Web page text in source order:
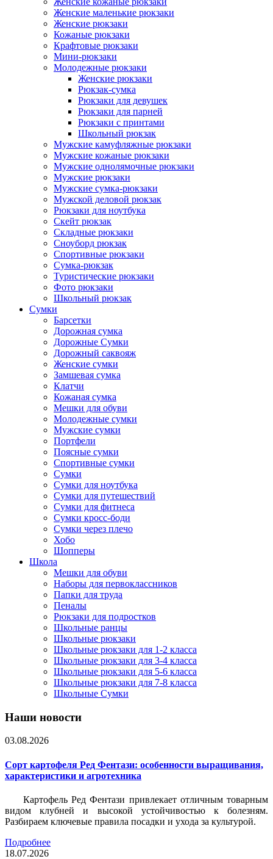
Женские маленькие рюкзаки
Женские рюкзаки
Кожаные рюкзаки
Крафтовые рюкзаки
Мини-рюкзаки
Молодежные рюкзаки
Женские рюкзаки
Рюкзак-сумка
Рюкзаки для девушек
Рюкзаки для парней
Рюкзаки с принтами
Школьный рюкзак
Мужские камуфляжные рюкзаки
Мужские кожаные рюкзаки
Мужские однолямочные рюкзаки
Мужские рюкзаки
Мужские сумка-рюкзаки
Мужской деловой рюкзак
Рюкзаки для ноутбука
Скейт рюкзак
Складные рюкзаки
Сноуборд рюкзак
Спортивные рюкзаки
Сумка-рюкзак
Туристические рюкзаки
Фото рюкзаки
Школьный рюкзак
Сумки
Барсетки
Дорожная сумка
Дорожные Сумки
Дорожный саквояж
Женские сумки
Замшевая сумка
Клатчи
Кожаная сумка
Мешки для обуви
Молодежные сумки
Мужские сумки
Портфели
Поясные сумки
Спортивные сумки
Сумки
Сумки для ноутбука
Сумки для путешествий
Сумки для фитнеса
Сумки кросс-боди
Сумки через плечо
Хобо
Шопперы
Школа
Мешки для обуви
Наборы для первоклассников
Папки для труда
Пеналы
Рюкзаки для подростков
Школьные ранцы
Школьные рюкзаки
Школьные рюкзаки для 1-2 класса
Школьные рюкзаки для 3-4 класса
Школьные рюкзаки для 5-6 класса
Школьные рюкзаки для 7-8 класса
Школьные Сумки
Наши новости
03.08.2026
Сорт картофеля Ред Фентази: особенности выращивания,
характеристики и агротехника
Картофель Ред Фентази привлекает отличным товарным
видом клубней и высокой устойчивостью к болезням.
Разбираем ключевые правила посадки и ухода за культурой.
Подробнее
18.07.2026